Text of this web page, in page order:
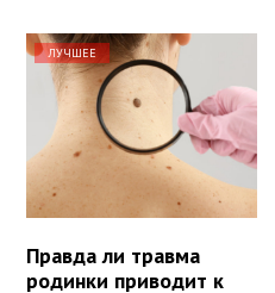
ЛУЧШЕЕ
Правда ли травма
родинки приводит к